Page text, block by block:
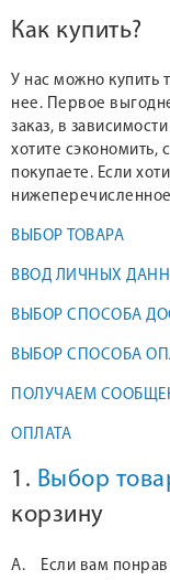
Как купить?
У нас можно купить
нее. Первое
заказ, в
хотите сэкономить,
покупаете. Если
ВЫБОР ТОВАРА
ВВОД ЛИЧНЫХ
ВЫБОР СПОСОБА
ВЫБОР СПОСОБА
ПОЛУЧАЕМ
ОПЛАТА
1. Выбор
корзину
А. Если вам